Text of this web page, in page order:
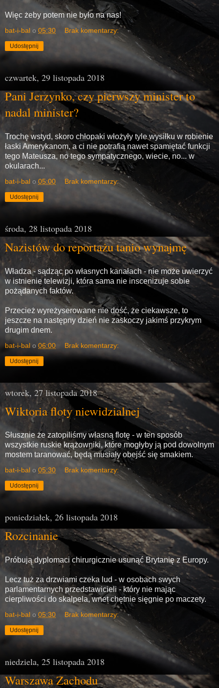
Więc żeby potem nie było na nas!
bat-i-bal o 05:30 Brak komentarzy:
Udostępnij
czwartek, 29 listopada 2018
Pani Jerzynko, czy pierwszy minister to
nadal minister?
Trochę wstyd, skoro chłopaki włożyły tyle wysiłku w robienie
łaski Amerykanom, a ci nie potrafią nawet spamiętać funkcji
tego Mateusza, no tego sympatycznego, wiecie, no... w
okularach...
bat-i-bal o 05:00 Brak komentarzy:
Udostępnij
środa, 28 listopada 2018
Nazistów do reportażu tanio wynajmę
Władza - sądząc po własnych kanałach - nie może uwierzyć
w istnienie telewizji, która sama nie inscenizuje sobie
pożądanych faktów.
Przecież wyreżyserowane nie dość, że ciekawsze, to
jeszcze na następny dzień nie zaskoczy jakimś przykrym
drugim dnem.
bat-i-bal o 06:00 Brak komentarzy:
Udostępnij
wtorek, 27 listopada 2018
Wiktoria floty niewidzialnej
Słusznie że zatopiliśmy własną flotę - w ten sposób
wszystkie ruskie krążowniki, które mogłyby ją pod dowolnym
mostem taranować, będą musiały obejść się smakiem.
bat-i-bal o 05:30 Brak komentarzy:
Udostępnij
poniedziałek, 26 listopada 2018
Rozcinanie
Próbują dyplomaci chirurgicznie usunąć Brytanię z Europy.
Lecz tuż za drzwiami czeka lud - w osobach swych
parlamentarnych przedstawicieli - który nie mając
cierpliwości do skalpela, wnet chętnie sięgnie po maczety.
bat-i-bal o 05:30 Brak komentarzy:
Udostępnij
niedziela, 25 listopada 2018
Warszawa Zachodu